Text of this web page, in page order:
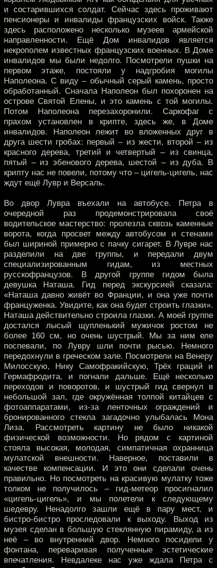
и состарившихся солдат. Сейчас здесь проживают
пенсионеры и инвалиды французских войск. Также
здесь расположено несколько музеев армейской
направленности. Ещё Дом инвалидов является
некрополем известных французских военных. В Доме
инвалидов мы были недолго. Посмотрели пушки на
первом этаже, постояли у надгробия могилы
Наполеона. С виду – обычный серый камень, просто
обработанный. Сначала Наполеон был похоронен на
острове Святой Елены, и это камень с той могилы.
Потом Наполеона перезахоронили. Саркофаг с
прахом установлен в крипте, здесь же, в Доме
инвалидов. Наполеон лежит во вложенных друг в
друга шести гробах: первый – из жести, второй – из
красного дерева, третий и четвертый – из свинца,
пятый – из эбенового дерева, шестой – из дуба. В
крипту нас не повели, потому что – цигель-цигель, нас
ждут ещё Лувр и Версаль.
Во двор Лувра въехали на автобусе. Петра в
очередной раз продемонстрировала своё
водительское мастерство: пролезла сквозь каменные
ворота, когда просвет между автобусом и стенами
был шириной примерно с пачку сигарет. В Лувре нас
разделили на две группы, и передали двум
специализированным гидам, из местных
русскофранцузов. В другой группе гидом была
девушка Наташа. Гид перед экскурсией сказала:
«Наташа давно живёт во Франции, и она уже почти
француженка. Увидите, как она будет строить глазки».
Наташа действительно строила глазки. А моей группе
достался лысый щупленький мужичок ростом не
более 160 см, но очень шустрый. Мы за ним еле
поспевали, по Лувру шли почти рысью. Немного
передохнули в греческом зале. Посмотрели на Венеру
Милосскую, Нику Самофракийскую, Трёх граций и
Гермафродита, и погнали дальше. Ещё несколько
переходов и поворотов, и шустрый гид свернул в
небольшой зал, где окружённая толпой китайцев с
фотоаппаратами, из-за ленточных ограждений и
бронированного стекла загадочно улыбалась Мона
Лиза. Рассмотреть картину не было никакой
физической возможности. Но рядом с картиной
стояла высокая, молодая, симпатичная охранница
мулатской внешности. Наверное, поставили в
качестве компенсации. И это они сделали очень
правильно. Но посмотреть на красивую мулатку тоже
толком не получилось – гид-метеор просигналил
«цигель-цигель», и мы полетели к следующему
шедевру. Ненадолго зашли ещё в пару мест, и
бистро-бистро проследовали к выходу. Выход из
музея сделан в большую стеклянную пирамиду, а из
неё – во внутренний двор. Немного посидели у
фонтана, переваривая полученные эстетические
впечатления. Невдалеке нас уже ждала Петра с